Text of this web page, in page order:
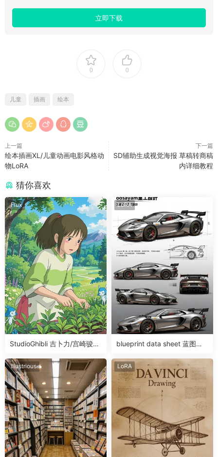
立即下载
0 0
儿童 插画 绘本
上一篇
绘本插画XL/儿童动画电影风格动
物LoRA
下一篇
SD辅助生成视觉海报 草稿转商稿
内详细教程
猜你喜欢
Flux
StudioGhibli 吉卜力/宫崎骏画
LoRA
blueprint data sheet 蓝图数
Illustrious LoRA